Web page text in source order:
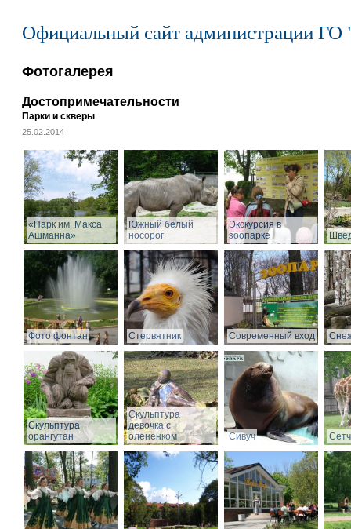
Официальный сайт администрации ГО
Фотогалерея
Достопримечательности
Парки и скверы
25.02.2014
«Парк им. Макса
Ашманна»
Южный белый
носорог
Экскурсия в
зоопарке
Фото фонтан Стервятник Современный вход
Скульптура
орангутан
Скульптура
девочка с
олененком
Сивуч